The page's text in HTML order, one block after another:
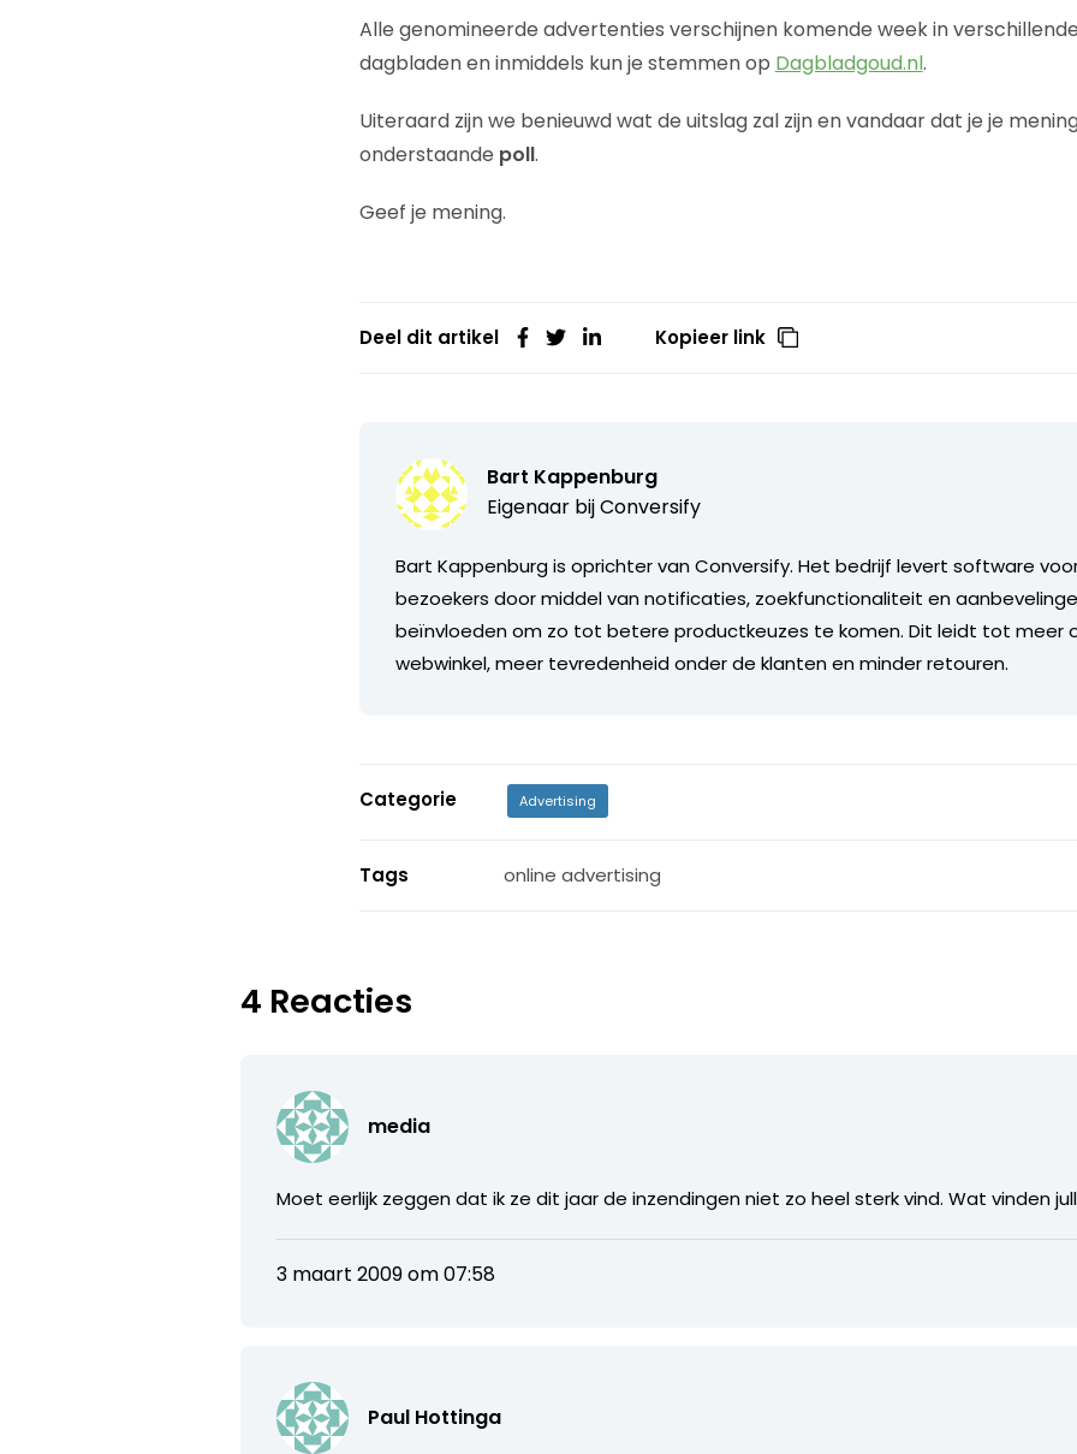
Alle genomineerde advertenties verschijnen komende week in
dagbladen en inmiddels kun je stemmen op Dagbladgoud.nl.
Uiteraard zijn we benieuwd wat de uitslag zal zijn en vandaar dat je je
onderstaande poll.
Geef je mening.
Deel dit artikel Kopieer link
Bart Kappenburg
Eigenaar bijConversify
Bart Kappenburg is oprichter van Conversify. Het bedrijf levert software
bezoekers door middel van notificaties, zoekfunctionaliteit en
beïnvloeden om zo tot betere productkeuzes te komen. Dit leidt tot meer
webwinkel, meer tevredenheid onder de klanten en minder retouren.
Categorie Advertising
Tags online advertising
4 Reacties
media
Moet eerlijk zeggen dat ik ze dit jaar de inzendingen niet zo heel sterk vind. Wat vinden
3 maart 2009 om 07:58
Paul Hottinga